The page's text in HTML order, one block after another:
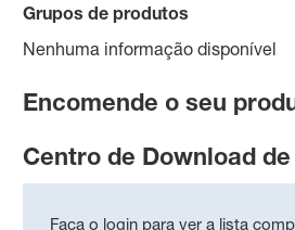
Grupos de produtos
Nenhuma informação disponível
Encomende o seu
Centro de Download
Faça o login para ver a lista